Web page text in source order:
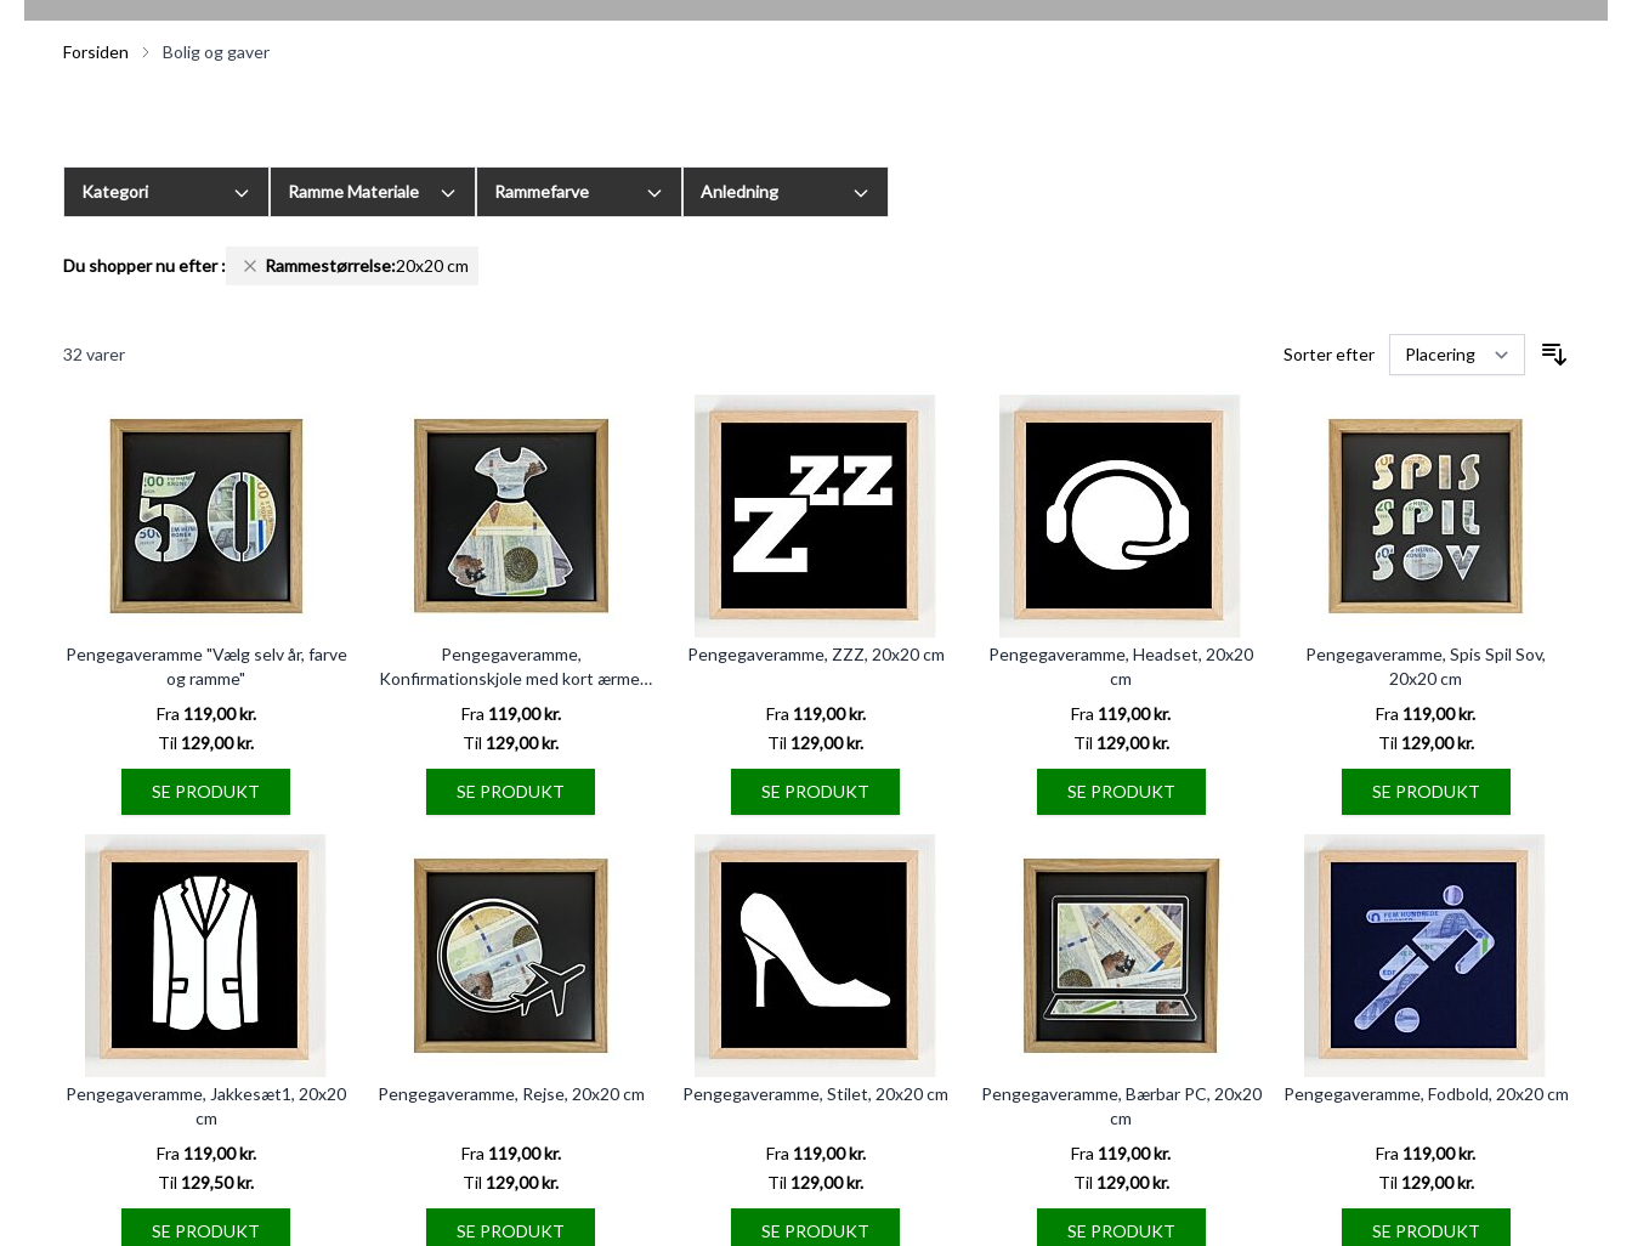
Forsiden Bolig og gaver
Du shopper nu efter: Rammestørrelse:20x20 cm
Kategori Ramme Materiale Rammefarve Anledning
32 varer Sorter efter
Pengegaveramme "Vælg selv år, farve
og ramme"
Fra 119,00 kr.
Til 129,00 kr.
SE PRODUKT
Pengegaveramme,
Konfirmationskjole med kort ærme,
20x20 cm
Fra 119,00 kr.
Til 129,00 kr.
SE PRODUKT
Pengegaveramme, ZZZ, 20x20 cm
Fra 119,00 kr.
Til 129,00 kr.
SE PRODUKT
Pengegaveramme, Headset, 20x20
cm
Fra 119,00 kr.
Til 129,00 kr.
SE PRODUKT
Pengegaveramme, Spis Spil Sov,
20x20 cm
Fra 119,00 kr.
Til 129,00 kr.
SE PRODUKT
Pengegaveramme, Jakkesæt1, 20x20
cm
Fra 119,00 kr.
Til 129,50 kr.
SE PRODUKT
Pengegaveramme, Rejse, 20x20 cm
Fra 119,00 kr.
Til 129,00 kr.
SE PRODUKT
Pengegaveramme, Stilet, 20x20 cm
Fra 119,00 kr.
Til 129,00 kr.
SE PRODUKT
Pengegaveramme, Bærbar PC, 20x20
cm
Fra 119,00 kr.
Til 129,00 kr.
SE PRODUKT
Pengegaveramme, Fodbold, 20x20 cm
Fra 119,00 kr.
Til 129,00 kr.
SE PRODUKT